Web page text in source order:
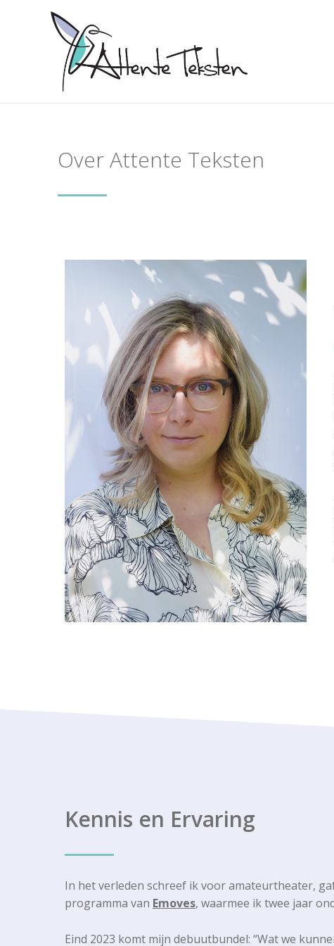
Over Attente Teksten
Kennis en Ervaring
In het verleden schreef ik voor amateurtheater,
programma van Emoves, waarmee ik twee jaar
Eind 2023 komt mijn debuutbundel: “Wat we